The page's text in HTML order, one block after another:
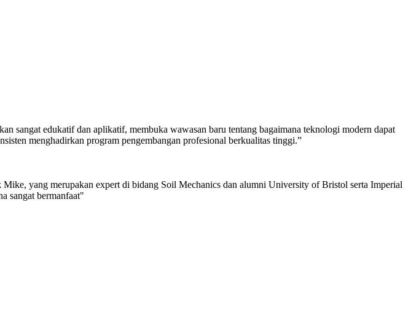
sangat edukatif dan aplikatif, membuka wawasan baru tentang bagaimana teknologi modern dapat
menghadirkan program pengembangan profesional berkualitas tinggi.”
yang merupakan expert di bidang Soil Mechanics dan alumni University of Bristol serta Imperial
sangat bermanfaat"